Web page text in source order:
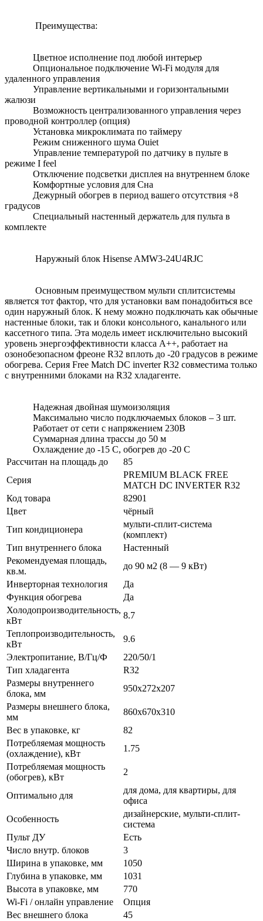
Преимущества:
Цветное исполнение под любой интерьер
Опциональное подключение Wi-Fi модуля для
удаленного управления
Управление вертикальными и горизонтальными
жалюзи
Возможность централизованного управления через
проводной контроллер (опция)
Установка микроклимата по таймеру
Режим сниженного шума Ouiet
Управление температурой по датчику в пульте в
режиме I feel
Отключение подсветки дисплея на внутреннем блоке
Комфортные условия для Сна
Дежурный обогрев в период вашего отсутствия +8
градусов
Специальный настенный держатель для пульта в
комплекте
Наружный блок Hisense AMW3-24U4RJC
Основным преимуществом мульти сплитсистемы
является тот фактор, что для установки вам понадобиться все
один наружный блок. К нему можно подключать как обычные
настенные блоки, так и блоки консольного, канального или
кассетного типа. Эта модель имеет исключительно высокий
уровень энергоэффективности класса А++, работает на
озонобезопасном фреоне R32 вплоть до -20 градусов в режиме
обогрева. Серия Free Match DC inverter R32 совместима только
с внутренними блоками на R32 хладагенте.
Надежная двойная шумоизоляция
Максимально число подключаемых блоков – 3 шт.
Работает от сети с напряжением 230В
Суммарная длина трассы до 50 м
Охлаждение до -15 C, обогрев до -20 C
Рассчитан на площадь до
85
Серия
PREMIUM BLACK FREE
MATCH DC INVERTER R32
Код товара
82901
Цвет
чёрный
Тип кондиционера
мульти-сплит-система
(комплект)
Тип внутреннего блока
Настенный
Рекомендуемая площадь,
кв.м.
до 90 м2 (8 — 9 кВт)
Инверторная технология
Да
Функция обогрева
Да
Холодопроизводительность,
кВт
8.7
Теплопроизводительность,
кВт
9.6
Электропитание, В/Гц/Ф
220/50/1
Тип хладагента
R32
Размеры внутреннего
блока, мм
950x272x207
Размеры внешнего блока,
мм
860x670x310
Вес в упаковке, кг
82
Потребляемая мощность
(охлаждение), кВт
1.75
Потребляемая мощность
(обогрев), кВт
2
Оптимально для
для дома, для квартиры, для
офиса
Особенность
дизайнерские, мульти-сплит-
система
Пульт ДУ
Есть
Число внутр. блоков
3
Ширина в упаковке, мм
1050
Глубина в упаковке, мм
1031
Высота в упаковке, мм
770
Wi-Fi / онлайн управление
Опция
Вес внешнего блока
45